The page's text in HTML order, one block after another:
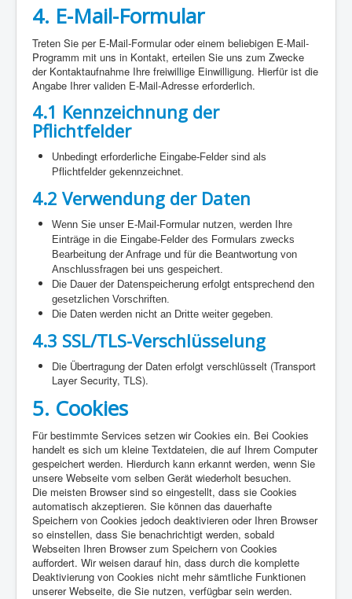
4. E-Mail-Formular
Treten Sie per E-Mail-Formular oder einem beliebigen E-Mail-
Programm mit uns in Kontakt, erteilen Sie uns zum Zwecke
der Kontaktaufnahme Ihre freiwillige Einwilligung. Hierfür ist die
Angabe Ihrer validen E-Mail-Adresse erforderlich.
4.1 Kennzeichnung der
Pflichtfelder
Unbedingt erforderliche Eingabe-Felder sind als
Pflichtfelder gekennzeichnet.
4.2 Verwendung der Daten
Wenn Sie unser E-Mail-Formular nutzen, werden Ihre
Einträge in die Eingabe-Felder des Formulars zwecks
Bearbeitung der Anfrage und für die Beantwortung von
Anschlussfragen bei uns gespeichert.
Die Dauer der Datenspeicherung erfolgt entsprechend den
gesetzlichen Vorschriften.
Die Daten werden nicht an Dritte weiter gegeben.
4.3 SSL/TLS-Verschlüsselung
Die Übertragung der Daten erfolgt verschlüsselt (Transport
Layer Security, TLS).
5. Cookies
Für bestimmte Services setzen wir Cookies ein. Bei Cookies
handelt es sich um kleine Textdateien, die auf Ihrem Computer
gespeichert werden. Hierdurch kann erkannt werden, wenn Sie
unsere Webseite vom selben Gerät wiederholt besuchen.
Die meisten Browser sind so eingestellt, dass sie Cookies
automatisch akzeptieren. Sie können das dauerhafte
Speichern von Cookies jedoch deaktivieren oder Ihren Browser
so einstellen, dass Sie benachrichtigt werden, sobald
Webseiten Ihren Browser zum Speichern von Cookies
auffordert. Wir weisen darauf hin, dass durch die komplette
Deaktivierung von Cookies nicht mehr sämtliche Funktionen
unserer Webseite, die Sie nutzen, verfügbar sein werden.